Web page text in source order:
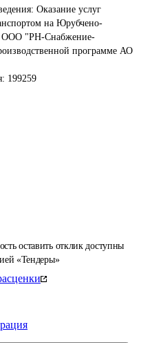
оставить отклик доступны
«Тендеры»
Оказание услуг
на Юрубчено-
ООО "РН-Снабжение-
программе АО
199259